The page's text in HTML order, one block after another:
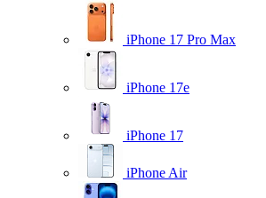
iPhone 17 Pro Max
iPhone 17e
iPhone 17
iPhone Air